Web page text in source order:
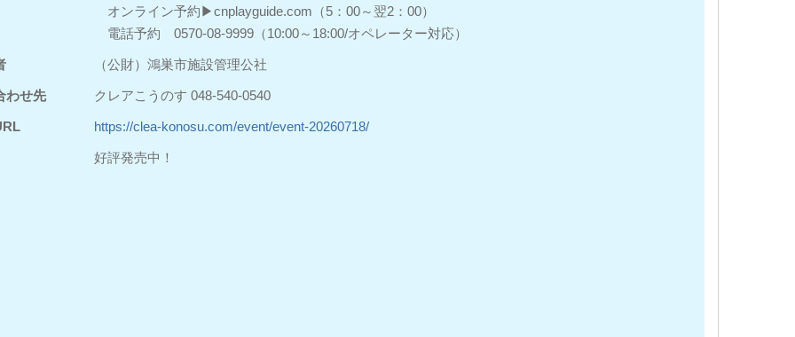
オンライン予約▶cnplayguide.com（5：00～翌2：00）
電話予約 0570-08-9999（10:00～18:00/オペレーター対応）
（公財）鴻巣市施設管理公社
わせ先 クレアこうのす 048-540-0540
https://clea-konosu.com/event/event-20260718/
好評発売中！